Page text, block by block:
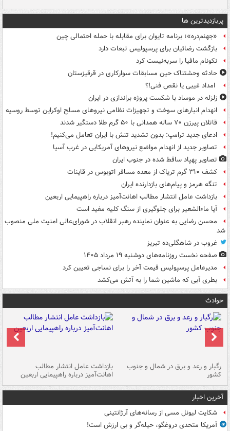
پربازدیدترین ها
«جهنم‌دره»؛ برنامه تایوان برای مقابله با حمله احتمالی چین
بازگشت رضائیان برای پرسپولیس تبعات دارد
نکونام مافیا را سربه‌نیست کرد
حادثه وحشتناک حین مسابقات سوارکاری در قرقیزستان
امداد غیبی یا نقص فنی!؟
زلزله در موساد با شکست پروژه براندازی در ایران
انهدام انبارهای سوخت و تجهیزات نظامی نیروهای مسلح اوکراین توسط روسیه
قاتلان پیرزن ۷۰ ساله همدانی با ۵۰ گرم طلا دستگیر شدند
ادعای جدید ترامپ: بدون تشدید تنش با ایران تعامل می‌کنیم!
تصاویر جدید از انهدام مواضع نیروهای آمریکایی در غرب آسیا
تصاویر پهپاد ساقط شده در جنوب ایران
کشف ۳۱۰ گرم تریاک از معده مسافر اتوبوس در قاینات
تنگه هرمز و پیام‌های بازدارنده ایران
بازداشت عامل انتشار مطالب اهانت‌آمیز درباره راهپیمایی اربعین
آیا ماءالشعیر برای جلوگیری از سنگ کلیه مفید است
محسن رضایی به عنوان نماینده رهبر انقلاب در شورای‌عالی امنیت ملی منصوب
شد
غروب در شاهگلی‌ده تبریز
صفحه نخست روزنامه‌های دوشنبه ۱۹ مرداد ۱۴۰۵
مدیرعامل پرسپولیس قیمت آخر را برای نساجی تعیین کرد
بطری آبی که ماشین شما را به آتش می‌کشد
حوادث
رگبار و رعد و برق در شمال و جنوب
کشور
بازداشت عامل انتشار مطالب
اهانت‌آمیز درباره راهپیمایی اربعین
آخرین اخبار
شکایت لیونل مسی از رسانه‌های آرژانتینی
آمریکا متحدی دروغگو، حیله‌گر و بی ارزش است!